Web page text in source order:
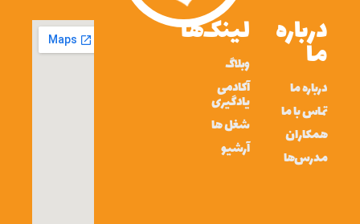
درباره
ما
درباره ما
تماس با ما
همکاران
مدرس‌ها
لینک‌ها
وبلاگ
آکادمی
یادگیری
شغل ها
آرشیو